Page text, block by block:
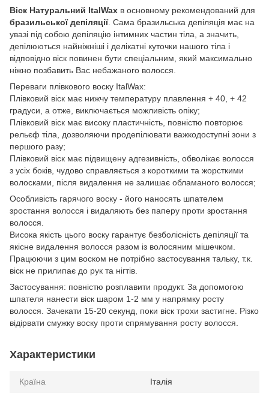
Віск Натуральний ItalWax в основному рекомендований для
бразильської депіляції. Сама бразильська депіляція має на
увазі під собою депіляцію інтимних частин тіла, а значить,
депілюються найніжніші і делікатні куточки нашого тіла і
відповідно віск повинен бути спеціальним, який максимально
ніжно позбавить Вас небажаного волосся.
Переваги плівкового воску ItalWax:
Плівковий віск має нижчу температуру плавлення + 40, + 42
градуси, а отже, виключається можливість опіку;
Плівковий віск має високу пластичність, повністю повторює
рельєф тіла, дозволяючи продепілювати важкодоступні зони з
першого разу;
Плівковий віск має підвищену адгезивність, обволікає волосся
з усіх боків, чудово справляється з короткими та жорсткими
волосками, після видалення не залишає обламаного волосся;
Особливість гарячого воску - його наносять шпателем
зростання волосся і видаляють без паперу проти зростання
волосся.
Висока якість цього воску гарантує безболісність депіляції та
якісне видалення волосся разом із волосяним мішечком.
Працюючи з цим воском не потрібно застосування тальку, т.к.
віск не прилипає до рук та нігтів.
Застосування: повністю розплавити продукт. За допомогою
шпателя нанести віск шаром 1-2 мм у напрямку росту
волосся. Зачекати 15-20 секунд, поки віск трохи застигне. Різко
відірвати смужку воску проти спрямування росту волосся.
Характеристики
Країна Італія